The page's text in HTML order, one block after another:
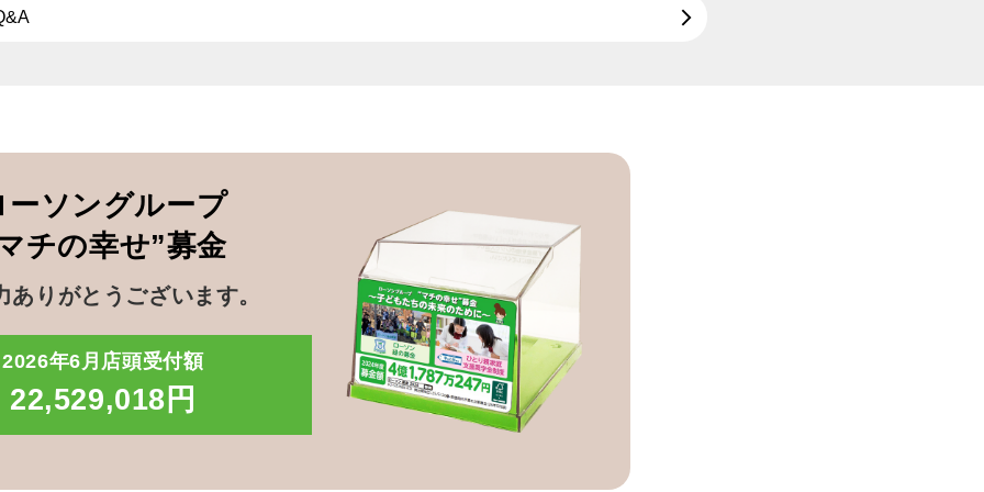
ーソングループ
チの幸せ”募金
ありがとうございます。
2026年6月店頭受付額
22,529,018円